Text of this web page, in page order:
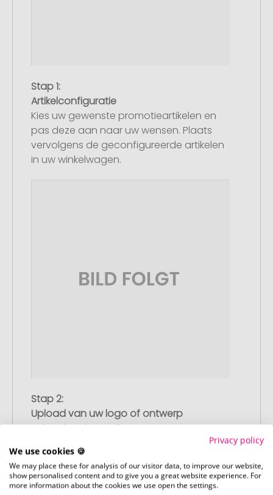
Stap 1:
Artikelconfiguratie
Kies uw gewenste promotieartikelen en
pas deze aan naar uw wensen. Plaats
vervolgens de geconfigureerde artikelen
in uw winkelwagen.
Stap 2:
Upload van uw logo of ontwerp
Upload uw logo of ontwerp op onze
afrekenpagina (checkout) en rond uw
bestelling af. Mocht u op dit moment
geen geschikt bestand beschikbaar
hebben, dan kunt u dit later aanleveren.
Privacy policy
We use cookies 🍪
We may place these for analysis of our visitor data, to improve our website,
show personalised content and to give you a great website experience. For
more information about the cookies we use open the settings.